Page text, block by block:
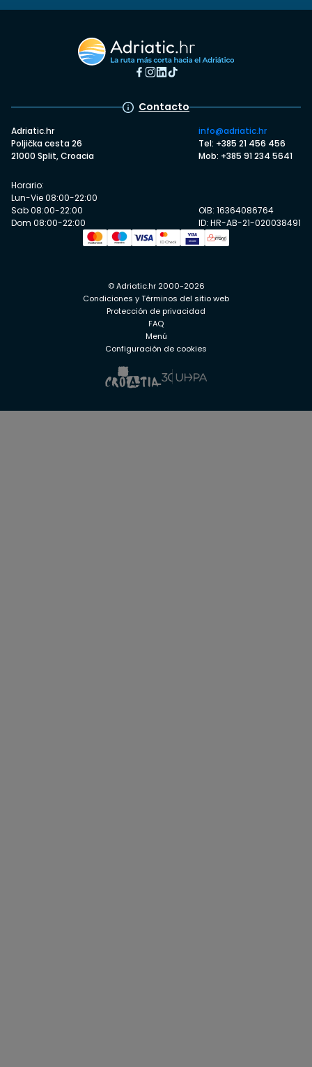
Contacto
Adriatic.hr
Poljička cesta 26
21000 Split, Croacia
info@adriatic.hr
Tel: +385 21 456 456
Mob: +385 91 234 5641
Horario:
Lun-Vie 08:00-22:00
Sab 08:00-22:00
Dom 08:00-22:00
OIB: 16364086764
ID: HR-AB-21-020038491
© Adriatic.hr 2000-2026
Condiciones y Términos del sitio web
Protección de privacidad
FAQ
Menú
Configuración de cookies